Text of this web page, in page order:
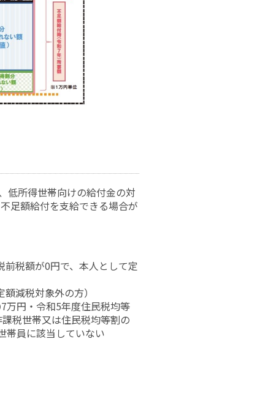
低所得世帯向けの給付金の対
足額給付を支給できる場合が
税額が0円で、本人として定
減税対象外の方）
万円・令和5年度住民税均等
税世帯又は住民税均等割の
帯員に該当していない